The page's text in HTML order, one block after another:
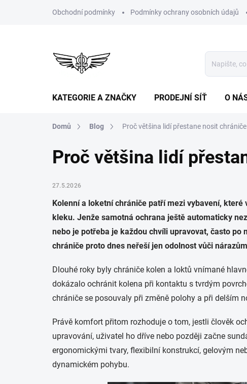
Obchodní podmínky Podmínky ochrany osobních údajů
KATEGORIE A ZNAČKY PRODEJNÍ SÍŤ O
Domů Blog Proč většina lidí přestane nosit
Proč většina lidí
27.5.2026
Kolenní a loketní chrániče patří mezi vybavení,
kleku. Jenže samotná ochrana ještě automaticky
nebo je potřeba je každou chvíli upravovat, často
chrániče proto dnes neřeší jen odolnost vůči
Dlouhé roky byly chrániče kolen a loktů vnímané
dokázalo ochránit kolena při kontaktu s tvrdým
chrániče se posouvaly při změně polohy a při delším
Právě komfort přitom rozhoduje o tom, jestli člověk
upravování, uživatel ho dříve nebo později začne
ergonomickými tvary, flexibilní konstrukcí, gelovým
dynamickém pohybu.